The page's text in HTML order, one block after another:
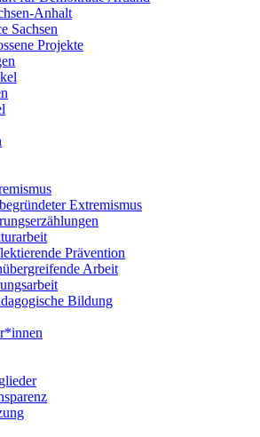
Anhalt
Sachsen
Projekte
Extremismus
Prävention
Arbeit
Bildung